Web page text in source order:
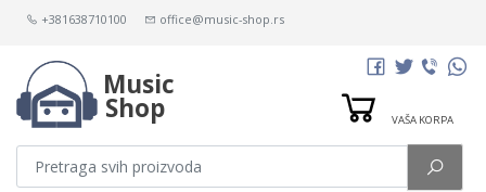
+381638710100 office@music-shop.rs
Music
Shop VAŠA KORPA